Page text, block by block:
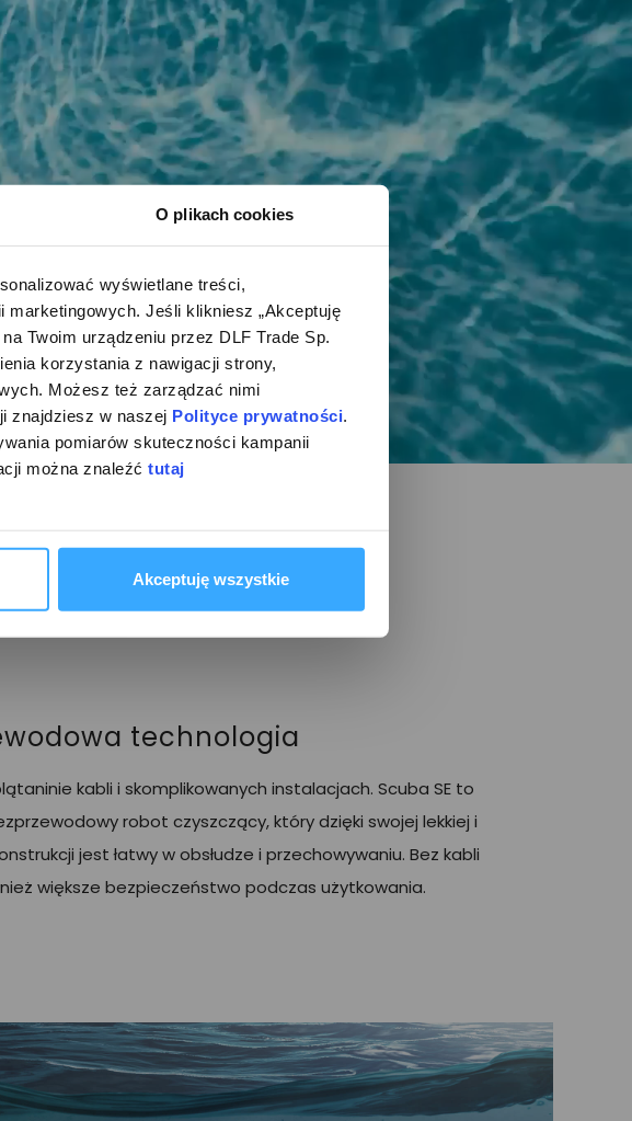
O plikach cookies
wyświetlane treści,
Jeśli klikniesz „Akceptuję
Twoim urządzeniu przez DLF Trade Sp.
korzystania z nawigacji strony,
Możesz też zarządzać nimi
znajdziesz w naszej Polityce prywatności
pomiarów skuteczności kampanii
można znaleźć tutaj
Akceptuję wszystkie
technologia
kabli i skomplikowanych instalacjach. Scuba SE to
robot czyszczący, który dzięki swojej lekkiej i
jest łatwy w obsłudze i przechowywaniu. Bez kabli
większe bezpieczeństwo podczas użytkowania.